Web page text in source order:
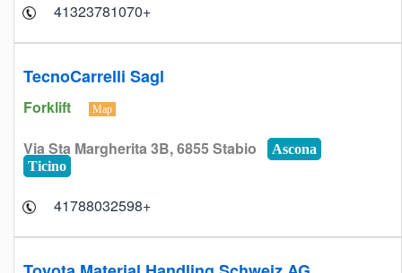
+41323781070
TecnoCarrelli Sagl
Forklift Map
Via Sta Margherita 3B, 6855 Stabio
Ascona
Ticino
+41788032598